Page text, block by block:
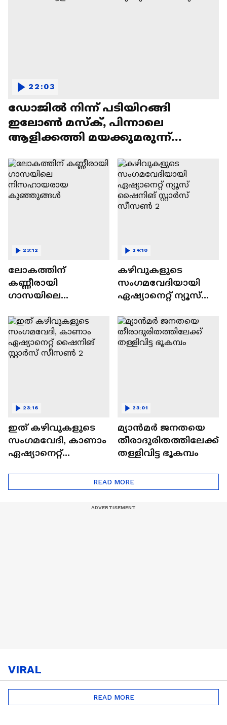
ഡോജിൽ നിന്ന് പടിയിറങ്ങി
ഇലോൺ മസ്ക്, പിന്നാലെ
ആളിക്കത്തി മയക്കുമരുന്ന്
22:03
ലോകത്തിന്
കണ്ണീരായി
ഗാസയിലെ
കുഞ്ഞുങ്ങൾ
23:12
കഴിവുകളുടെ
സംഗമവേദിയായി
ഏഷ്യാനെറ്റ് ന്യൂസ്
സീസൺ 2
24:10
ഇത് കഴിവുകളുടെ
സംഗമവേദി, കാണാം
ഏഷ്യാനെറ്റ്
23:16
മ്യാൻമർ ജനതയെ
തീരാദുരിതത്തിലേക്ക്
തള്ളിവിട്ട ഭൂകമ്പം
23:01
READ MORE
VIRAL
READ MORE